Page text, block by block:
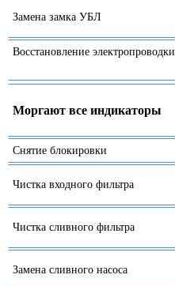
Замена замка УБЛ
Восстановление электропроводки
Моргают все индикаторы
Снятие блокировки
Чистка входного фильтра
Чистка сливного фильтра
Замена сливного насоса